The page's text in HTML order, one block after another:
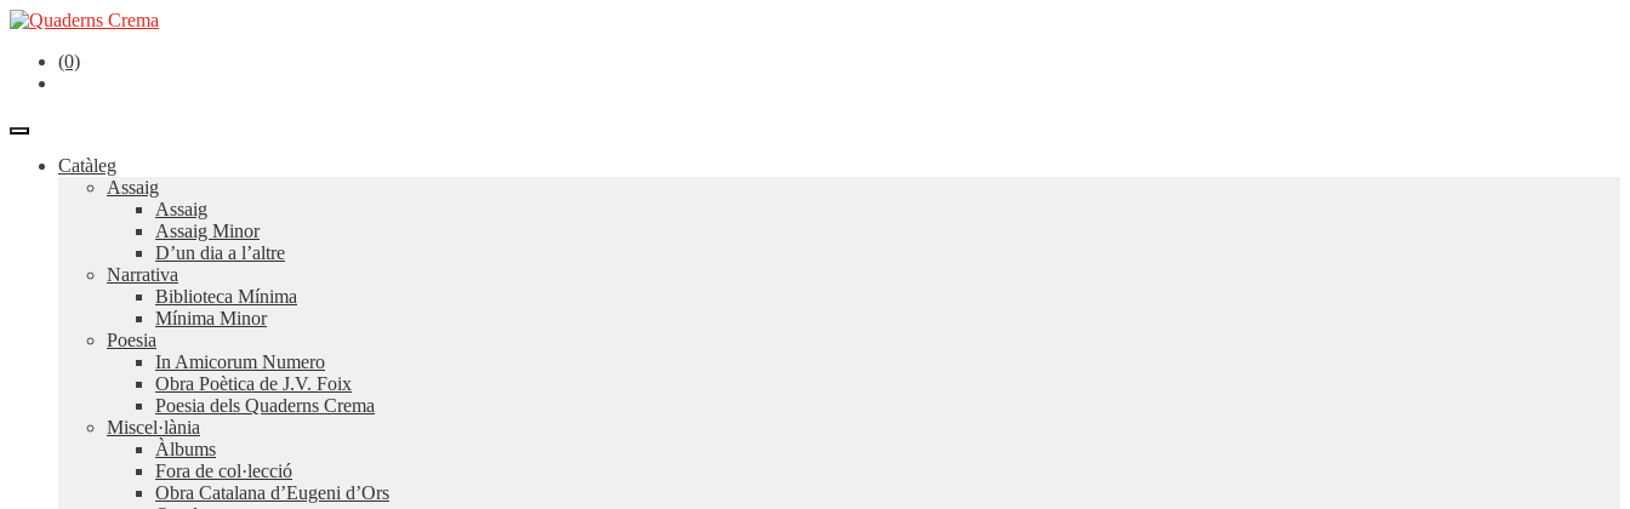
(0)
Catàleg
Assaig
Assaig
Assaig Minor
D’un dia a l’altre
Narrativa
Biblioteca Mínima
Mínima Minor
Poesia
In Amicorum Numero
Obra Poètica de J.V. Foix
Poesia dels Quaderns Crema
Miscel·lània
Àlbums
Fora de col·lecció
Obra Catalana d’Eugeni d’Ors